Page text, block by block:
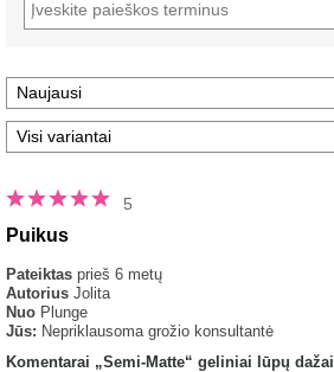
5
Puikus
Pateiktas prieš 6 metų
Autorius Jolita
Nuo Plunge
Jūs: Nepriklausoma grožio konsultantė
Komentarai „Semi-Matte“ geliniai lūpų dažai